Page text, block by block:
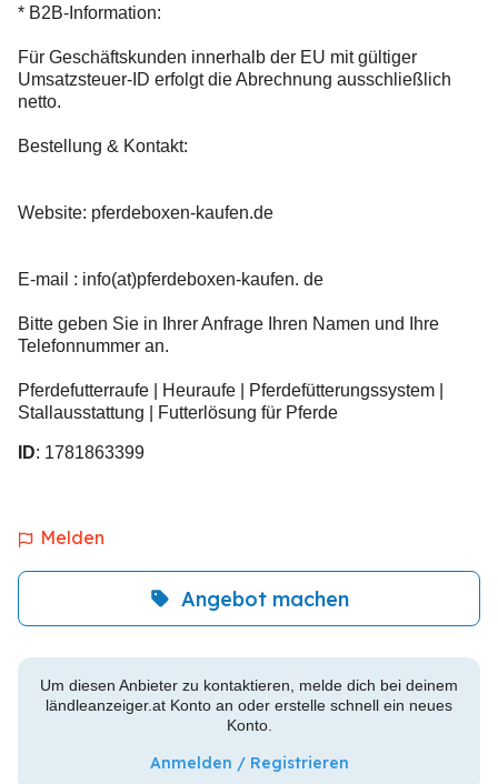
* B2B-Information:
Für Geschäftskunden innerhalb der EU mit gültiger
Umsatzsteuer-ID erfolgt die Abrechnung ausschließlich
netto.
Bestellung & Kontakt:
Website: pferdeboxen-kaufen.de
E-mail : info(at)pferdeboxen-kaufen. de
Bitte geben Sie in Ihrer Anfrage Ihren Namen und Ihre
Telefonnummer an.
Pferdefutterraufe | Heuraufe | Pferdefütterungssystem |
Stallausstattung | Futterlösung für Pferde
ID: 1781863399
Melden
Angebot machen
Um diesen Anbieter zu kontaktieren, melde dich bei deinem
ländleanzeiger.at Konto an oder erstelle schnell ein neues
Konto.
Anmelden / Registrieren